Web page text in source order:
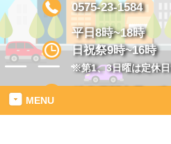
0575-23-1584
平日8時~18時
日祝祭9時~16時
※第1、3日曜は定休日
MENU